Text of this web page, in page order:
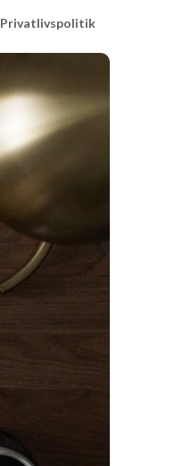
Privatlivspolitik